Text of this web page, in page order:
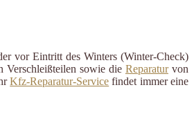
vor Eintritt des Winters (Winter-Check)
Verschleißteilen sowie die Reparaturvon
Kfz-Reparatur-Service findet immer eine